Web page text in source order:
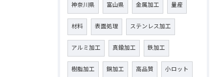
神奈川県 富山県 金属加工 量産
材料 表面処理 ステンレス加工
アルミ加工 真鍮加工 鉄加工
樹脂加工 銅加工 高品質 小ロット